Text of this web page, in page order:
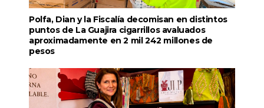
Polfa, Dian y la Fiscalía decomisan en distintos
puntos de La Guajira cigarrillos avaluados
aproximadamente en 2 mil 242 millones de
pesos